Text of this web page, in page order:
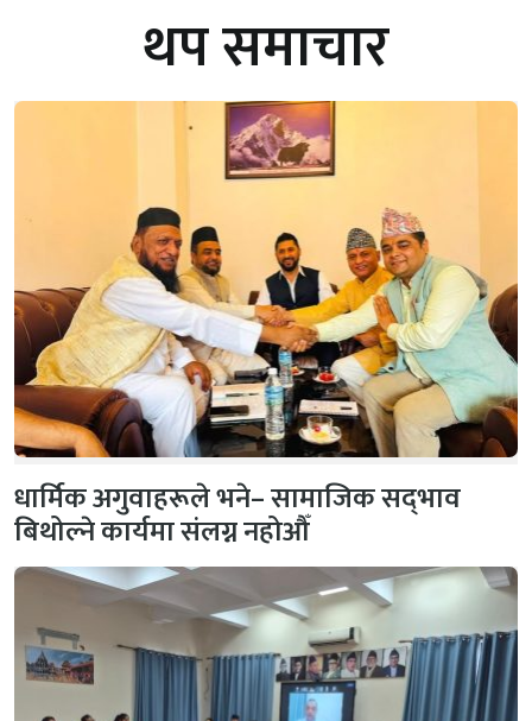
थप समाचार
धार्मिक अगुवाहरूले भने– सामाजिक सद्‌भाव
बिथोल्ने कार्यमा संलग्न नहोऔँ